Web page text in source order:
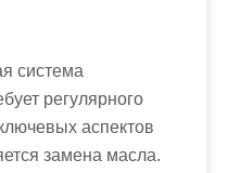
система
регулярного
аспектов
замена масла.